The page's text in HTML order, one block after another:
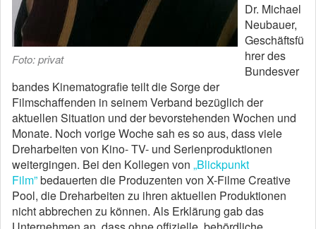
Foto: privat
Dr. Michael
Neubauer,
Geschäftsfü
hrer des
Bundesver
bandes Kinematografie teilt die Sorge der
Filmschaffenden in seinem Verband bezüglich der
aktuellen Situation und der bevorstehenden Wochen und
Monate. Noch vorige Woche sah es so aus, dass viele
Dreharbeiten von Kino- TV- und Serienproduktionen
weitergingen. Bei den Kollegen von „Blickpunkt
Film”bedauerten die Produzenten von X-Filme Creative
Pool, die Dreharbeiten zu ihren aktuellen Produktionen
nicht abbrechen zu können. Als Erklärung gab das